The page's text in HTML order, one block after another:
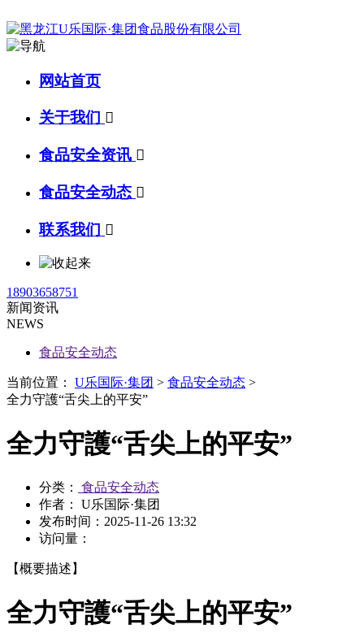
网站首页
关于我们 
食品安全资讯 
食品安全动态 
联系我们 
18903658751
新闻资讯
NEWS
食品安全动态
当前位置： U乐国际·集团 > 食品安全动态 >
全力守護“舌尖上的平安”
全力守護“舌尖上的平安”
分类：
食品安全动态
作者： U乐国际·集团
发布时间： 2025-11-26 13:32
访问量：
【概要描述】
全力守護“舌尖上的平安”